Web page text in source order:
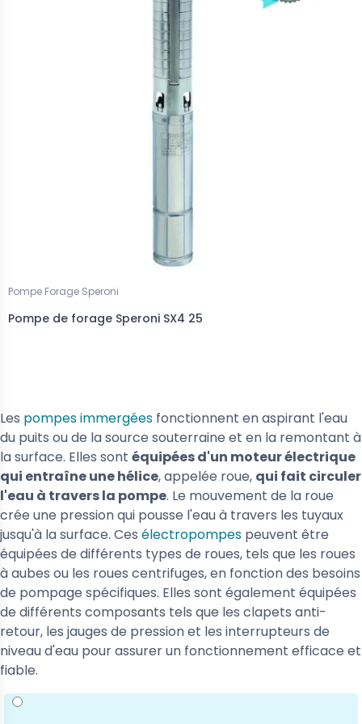
Pompe Forage Speroni
Pompe de forage Speroni SX4 25
Les pompes immergées fonctionnent en aspirant l'eau
du puits ou de la source souterraine et en la remontant à
la surface. Elles sont équipées d'un moteur électrique
qui entraîne une hélice, appelée roue, qui fait circuler
l'eau à travers la pompe. Le mouvement de la roue
crée une pression qui pousse l'eau à travers les tuyaux
jusqu'à la surface. Ces électropompes peuvent être
équipées de différents types de roues, tels que les roues
à aubes ou les roues centrifuges, en fonction des besoins
de pompage spécifiques. Elles sont également équipées
de différents composants tels que les clapets anti-
retour, les jauges de pression et les interrupteurs de
niveau d'eau pour assurer un fonctionnement efficace et
fiable.